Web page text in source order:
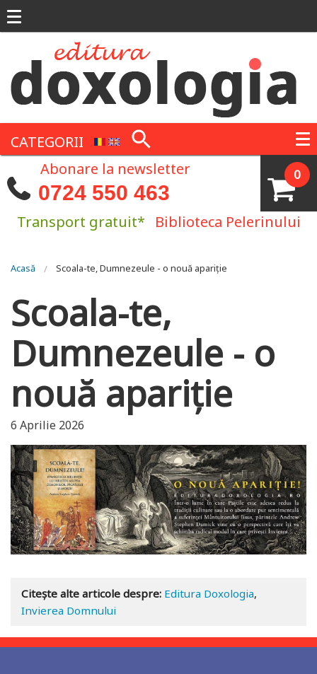
CATEGORII
0
Abonare la newsletter
0724 550 463
Transport gratuit* Biblioteca Pelerinului
Eşti aici
Acasă Scoala-te, Dumnezeule - o nouă apariție
Scoala-te,
Dumnezeule - o
nouă apariție
6 Aprilie 2026
Citește alte articole despre: Editura Doxologia,
Invierea Domnului